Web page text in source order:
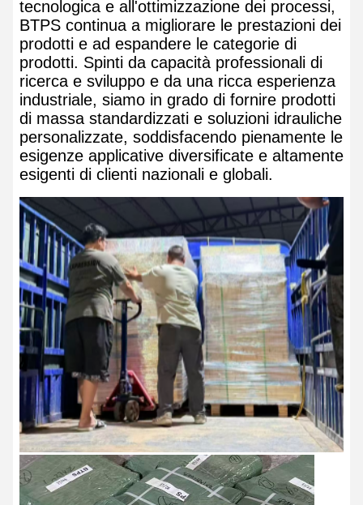
tecnologica e all'ottimizzazione dei processi,
BTPS continua a migliorare le prestazioni dei
prodotti e ad espandere le categorie di
prodotti. Spinti da capacità professionali di
ricerca e sviluppo e da una ricca esperienza
industriale, siamo in grado di fornire prodotti
di massa standardizzati e soluzioni idrauliche
personalizzate, soddisfacendo pienamente le
esigenze applicative diversificate e altamente
esigenti di clienti nazionali e globali.